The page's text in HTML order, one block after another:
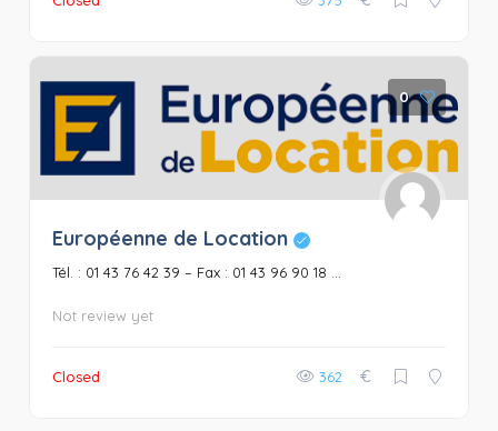
0
Européenne de Location
Tél. : 01 43 76 42 39 – Fax : 01 43 96 90 18 ...
Not review yet
Closed 362 €